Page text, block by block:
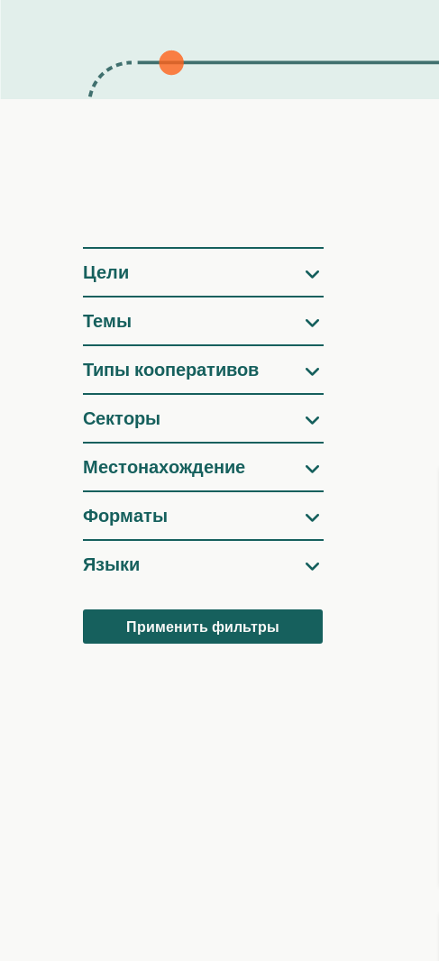
Фильтры
Цели
Темы
Типы кооперативов
Секторы
Местонахождение
Форматы
Языки
Применить фильтры